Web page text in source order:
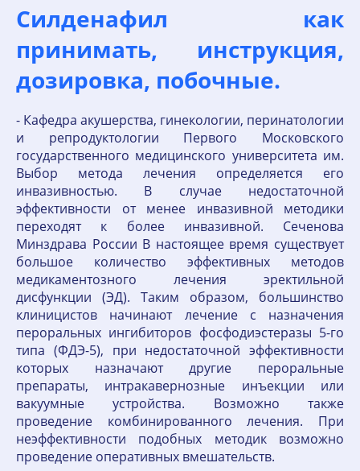
Силденафил как
принимать, инструкция,
дозировка, побочные.
- Кафедра акушерства, гинекологии, перинатологии
и репродуктологии Первого Московского
государственного медицинского университета им.
Выбор метода лечения определяется его
инвазивностью. В случае недостаточной
эффективности от менее инвазивной методики
переходят к более инвазивной. Сеченова
Минздрава России В настоящее время существует
большое количество эффективных методов
медикаментозного лечения эректильной
дисфункции (ЭД). Таким образом, большинство
клиницистов начинают лечение с назначения
пероральных ингибиторов фосфодиэстеразы 5-го
типа (ФДЭ-5), при недостаточной эффективности
которых назначают другие пероральные
препараты, интракавернозные инъекции или
вакуумные устройства. Возможно также
проведение комбинированного лечения. При
неэффективности подобных методик возможно
проведение оперативных вмешательств.